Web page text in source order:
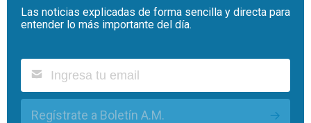
Las noticias explicadas de forma sencilla y directa para
entender lo más importante del día.
Regístrate a Boletín A.M.